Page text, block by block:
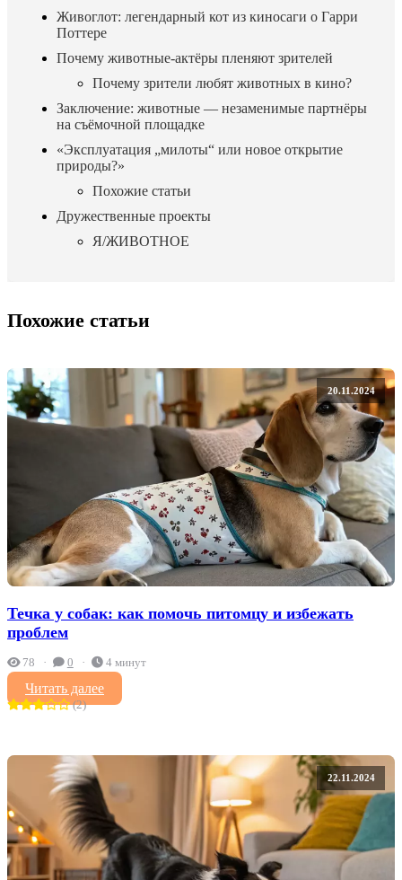
Живоглот: легендарный кот из киносаги о Гарри
Поттере
Почему животные-актёры пленяют зрителей
Почему зрители любят животных в кино?
Заключение: животные — незаменимые партнёры
на съёмочной площадке
«Эксплуатация „милоты“ или новое открытие
природы?»
Похожие статьи
Дружественные проекты
Я/ЖИВОТНОЕ
Похожие статьи
20.11.2024
Течка у собак: как помочь питомцу и избежать
проблем
78 0 4 минут
Читать далее
(2)
22.11.2024